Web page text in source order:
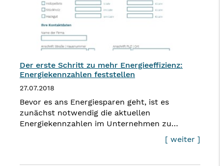
Der erste Schritt zu mehr Energieeffizienz:
Energiekennzahlen feststellen
27.07.2018
Bevor es ans Energiesparen geht, ist es
zunächst notwendig die aktuellen
Energiekennzahlen im Unternehmen zu…
[ weiter ]